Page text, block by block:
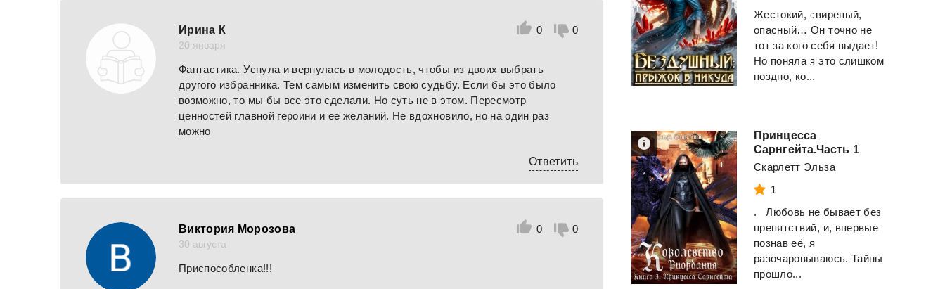
Ирина К
20 января
0 0
Фантастика. Уснула и вернулась в молодость, чтобы из двоих выбрать
другого избранника. Тем самым изменить свою судьбу. Если бы это было
возможно, то мы бы все это сделали. Но суть не в этом. Пересмотр
ценностей главной героини и ее желаний. Не вдохновило, но на один раз
можно
Ответить
Виктория Морозова
30 августа
0 0
Приспособленка!!!
Жестокий, свирепый,
опасный… Он точно не
тот за кого себя выдает!
Но поняла я это слишком
поздно, ко...
Принцесса
Сарнгейта.Часть 1
Скарлетт Эльза
1
. Любовь не бывает без
препятствий, и, впервые
познав её, я
разочаровываюсь. Тайны
прошло...